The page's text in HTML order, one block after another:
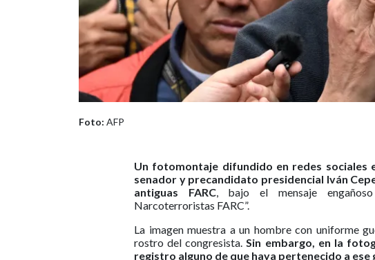
Foto: AFP
Un fotomontaje difundido en redes sociales
senador y precandidato presidencial Iván
antiguas FARC, bajo el mensaje
Narcoterroristas FARC”.
La imagen muestra a un hombre con uniforme
rostro del congresista.Sin embargo, en la
registro alguno de que haya pertenecido a ese